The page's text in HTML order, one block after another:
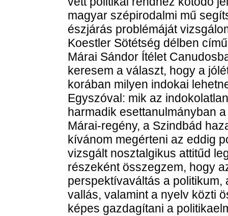
magyar szépirodalmi mű
észjárás problémáját
Koestler Sötétség délben
Márai Sándor Ítélet
keresem a választ, hogy a
korában milyen indokai
Egyszóval: mik az
harmadik esettanulmányban
Márai-regény, a Szindbád
kívánom megérteni az eddig
vizsgált nosztalgikus attitűd
részeként összegzem, hogy
perspektívaváltás a politikum,
vallás, valamint a nyelv közti
képes gazdagítani a